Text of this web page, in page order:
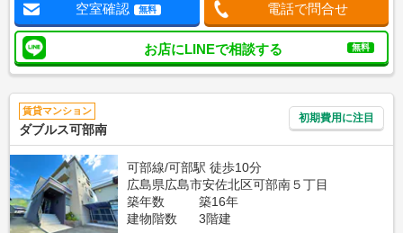
空室確認 無料 電話で問合せ
お店にLINEで相談する 無料
賃貸マンション
ダブルス可部南
初期費用に注目
可部線/可部駅 徒歩10分
広島県広島市安佐北区可部南５丁目
築年数
築16年
建物階数
3階建